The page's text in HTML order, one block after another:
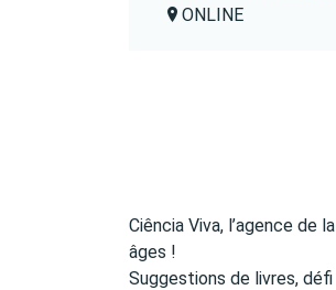
ONLINE
Ciência Viva, l’agence
âges !
Suggestions de livres,